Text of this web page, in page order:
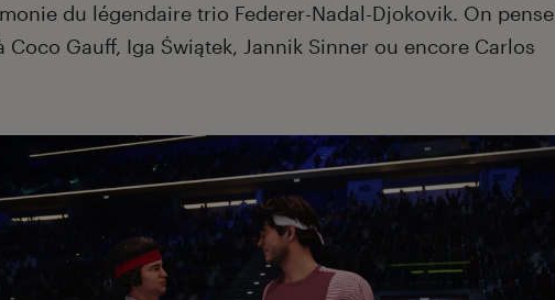
du légendaire trio Federer-Nadal-Djokovik. On pense
Coco Gauff, Iga Świątek, Jannik Sinner ou encore Carlos